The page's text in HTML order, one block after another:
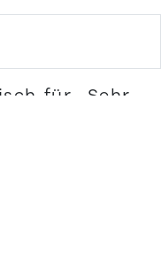
für „Sehr